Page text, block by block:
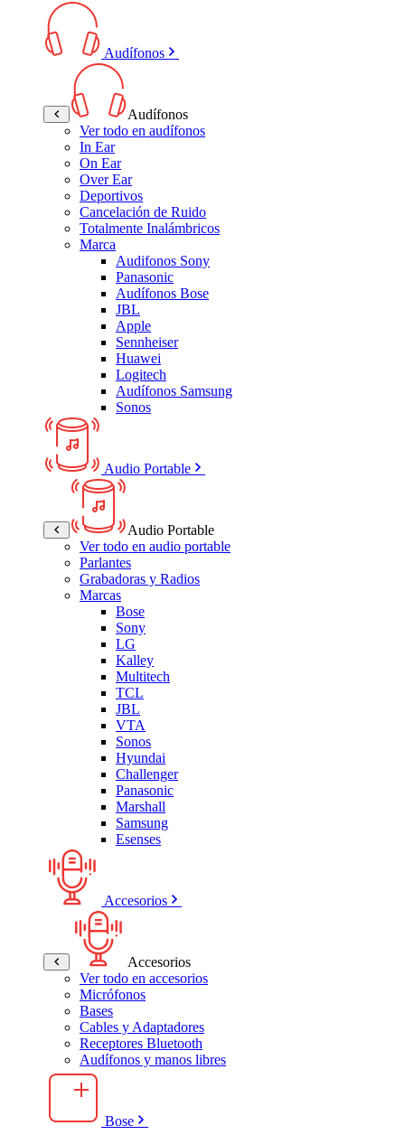
Audífonos
Audífonos
Ver todo en audífonos
In Ear
On Ear
Over Ear
Deportivos
Cancelación de Ruido
Totalmente Inalámbricos
Marca
Audifonos Sony
Panasonic
Audífonos Bose
JBL
Apple
Sennheiser
Huawei
Logitech
Audífonos Samsung
Sonos
Audio Portable
Audio Portable
Ver todo en audio portable
Parlantes
Grabadoras y Radios
Marcas
Bose
Sony
LG
Kalley
Multitech
TCL
JBL
VTA
Sonos
Hyundai
Challenger
Panasonic
Marshall
Samsung
Esenses
Accesorios
Accesorios
Ver todo en accesorios
Micrófonos
Bases
Cables y Adaptadores
Receptores Bluetooth
Audífonos y manos libres
Bose